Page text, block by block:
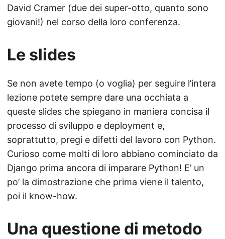
David Cramer (due dei super-otto, quanto sono
giovani!) nel corso della loro conferenza.
Le slides
Se non avete tempo (o voglia) per seguire l’intera
lezione potete sempre dare una occhiata a
queste slides che spiegano in maniera concisa il
processo di sviluppo e deployment e,
soprattutto, pregi e difetti del lavoro con Python.
Curioso come molti di loro abbiano cominciato da
Django prima ancora di imparare Python! E’ un
po’ la dimostrazione che prima viene il talento,
poi il know-how.
Una questione di metodo